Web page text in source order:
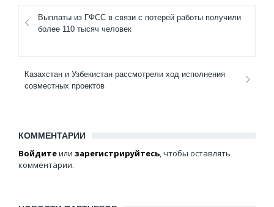
Выплаты из ГФСС в связи с потерей работы получили
более 110 тысяч человек
Казахстан и Узбекистан рассмотрели ход исполнения
совместных проектов
КОММЕНТАРИИ
Войдитеили зарегистрируйтесь, чтобы оставлять
комментарии.